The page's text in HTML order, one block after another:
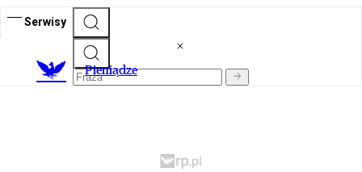
Serwisy
Pieniądze